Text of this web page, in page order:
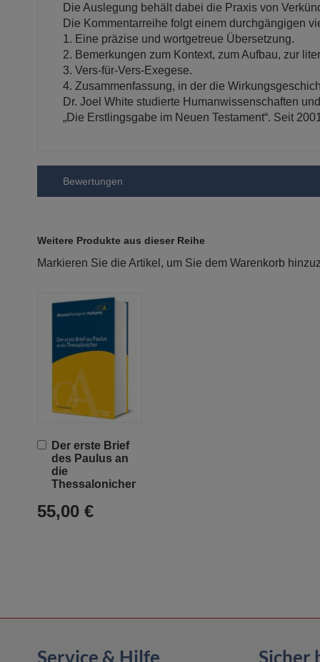
Die Auslegung behält dabei die Praxis von
Die Kommentarreihe folgt einem durchgängigen
1. Eine präzise und wortgetreue Übersetzung.
2. Bemerkungen zum Kontext, zum Aufbau, zur
3. Vers-für-Vers-Exegese.
4. Zusammenfassung, in der die
Dr. Joel White studierte Humanwissenschaften
„Die Erstlingsgabe im Neuen Testament“. Seit
Bewertungen
Weitere Produkte aus dieser Reihe
Markieren Sie die Artikel, um Sie dem Warenkorb
Der erste Brief
des Paulus an
die
Thessalonicher
55,00 €
In
den
Warenkorb
Service & Hilfe Sicher